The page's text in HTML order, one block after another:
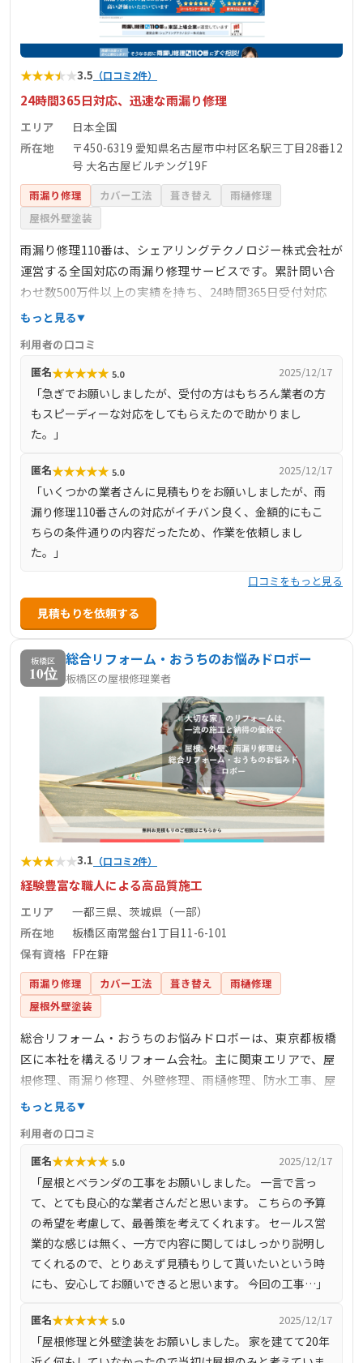
★★★★★3.5 （口コミ2件）
24時間365日対応、迅速な雨漏り修理
エリア
日本全国
所在地
〒450-6319 愛知県名古屋市中村区名駅三丁目28番12
号 大名古屋ビルヂング19F
雨漏り修理 カバー工法 葺き替え
雨樋修理
屋根外壁塗装
雨漏り修理110番は、シェアリングテクノロジー株式会社が
運営する全国対応の雨漏り修理サービスです。累計問い合
わせ数500万件以上の実績を持ち、24時間365日受付対応
で、緊急の雨漏りトラブルにも迅速に対応します。料金は
ど、部分修理から大規模な修繕まで幅広く対応していま
す。見積もり後の追加料金は不要で、安心して依頼できる
点も特徴です。
もっと見る
利用者の口コミ
匿名★★★★★ 5.0 2025/12/17
「急ぎでお願いしましたが、受付の方はもちろん業者の方
もスピーディーな対応をしてもらえたので助かりまし
た。」
匿名★★★★★ 5.0 2025/12/17
「いくつかの業者さんに見積もりをお願いしましたが、雨
漏り修理110番さんの対応がイチバン良く、金額的にもこ
ちらの条件通りの内容だったため、作業を依頼しまし
た。」
口コミをもっと見る
見積もりを依頼する
板橋区
10位
総合リフォーム・おうちのお悩みドロボー
板橋区の屋根修理業者
★★★★★3.1 （口コミ2件）
経験豊富な職人による高品質施工
エリア
一都三県、茨城県（一部）
所在地
板橋区南常盤台1丁目11-6-101
保有資格 FP在籍
雨漏り修理 カバー工法 葺き替え
雨樋修理
屋根外壁塗装
総合リフォーム・おうちのお悩みドロボーは、東京都板橋
区に本社を構えるリフォーム会社。主に関東エリアで、屋
根修理、雨漏り修理、外壁修理、雨樋修理、防水工事、屋
根外壁塗装工事などの外装リフォームを中心に事業を展
リアフリー改修、サッシリフォームなど、内装リフォーム
にも対応。経験10年以上の職人が多数在籍しており、高い
施工技術を提供しています。さらに、ファイナンシャルプ
ランナーが在籍しているため、補助金や火災保険、介護保
険を利用したリフォームの相談やサポートも行っていま
す。
もっと見る
利用者の口コミ
匿名★★★★★ 5.0 2025/12/17
「屋根とベランダの工事をお願いしました。 一言で言っ
て、とても良心的な業者さんだと思います。 こちらの予算
の希望を考慮して、最善策を考えてくれます。 セールス営
業的な感じは無く、一方で内容に関してはしっかり説明し
てくれるので、とりあえず見積もりして貰いたいという時
にも、安心してお願いできると思います。 今回の工事…」
匿名★★★★★ 5.0 2025/12/17
「屋根修理と外壁塗装をお願いしました。 家を建てて20年